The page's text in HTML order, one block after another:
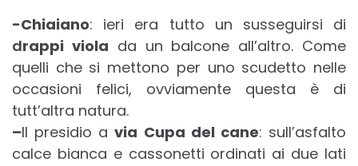
-Chiaiano: ieri era tutto un susseguirsi di
drappi viola da un balcone all’altro. Come
quelli che si mettono per uno scudetto nelle
occasioni felici, ovviamente questa è di
tutt’altra natura.
–Il presidio avia Cupa del cane: sull’asfalto
calce bianca e cassonetti ordinati ai due lati